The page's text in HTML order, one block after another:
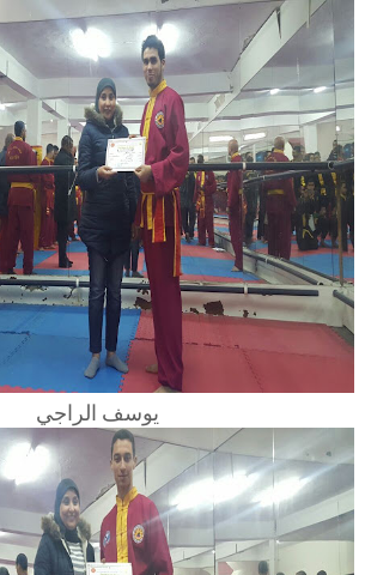
يوسف الراجي